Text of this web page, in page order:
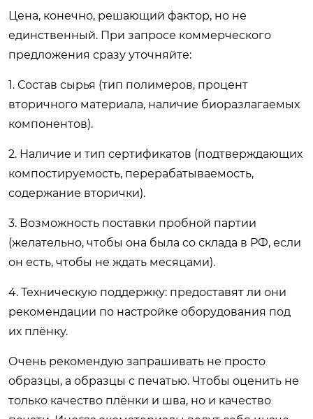
Цена, конечно, решающий фактор, но не
единственный. При запросе коммерческого
предложения сразу уточняйте:
1. Состав сырья (тип полимеров, процент
вторичного материала, наличие биоразлагаемых
компонентов).
2. Наличие и тип сертификатов (подтверждающих
компостируемость, перерабатываемость,
содержание вторички).
3. Возможность поставки пробной партии
(желательно, чтобы она была со склада в РФ, если
он есть, чтобы не ждать месяцами).
4. Техническую поддержку: предоставят ли они
рекомендации по настройке оборудования под
их плёнку.
Очень рекомендую запрашивать не просто
образцы, а образцы с печатью. Чтобы оценить не
только качество плёнки и шва, но и качество